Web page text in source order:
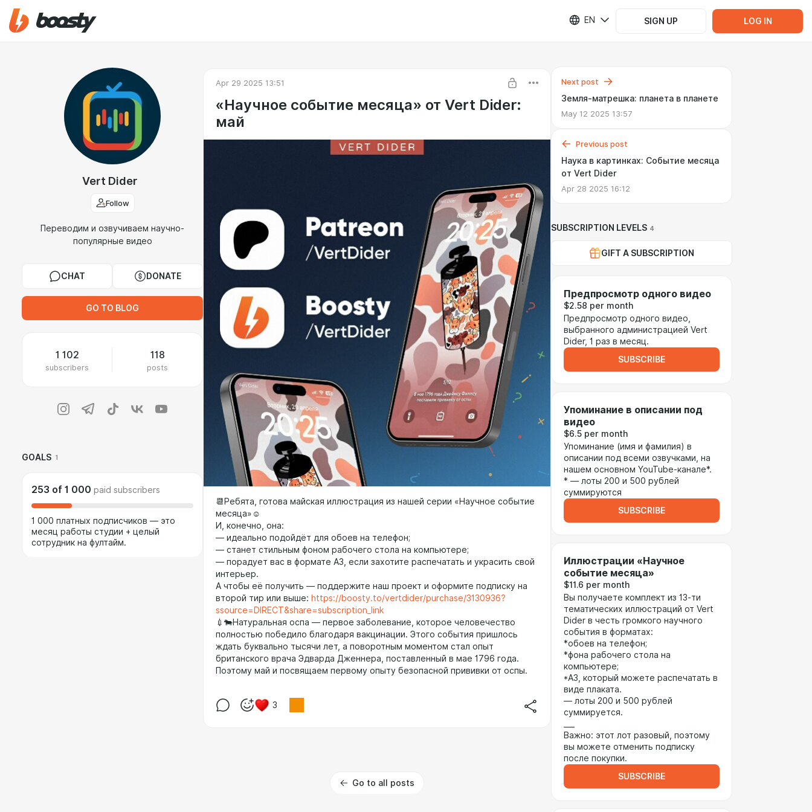
EN SIGN UP LOG IN
Vert Dider
Follow
Переводим и озвучиваем научно-
популярные видео
CHAT DONATE
GO TO BLOG
1 102
subscribers
118
posts
GOALS 1
253 of 1 000 paid subscribers
1 000 платных подписчиков — это
месяц работы студии + целый
сотрудник на фултайм.
Apr 29 2025 13:51
«Научное событие месяца» от Vert Dider:
май
📆Ребята, готова майская иллюстрация из нашей серии «Научное событие
месяца»☺️
И, конечно, она:
— идеально подойдёт для обоев на телефон;
— станет стильным фоном рабочего стола на компьютере;
— порадует вас в формате А3, если захотите распечатать и украсить свой
интерьер.
А чтобы её получить — поддержите наш проект и оформите подписку на
второй тир или выше: https://boosty.to/vertdider/purchase/3130936?
ssource=DIRECT&share=subscription_link
💉🐄Натуральная оспа — первое заболевание, которое человечество
полностью победило благодаря вакцинации. Этого события пришлось
ждать буквально тысячи лет, а поворотным моментом стал опыт
британского врача Эдварда Дженнера, поставленный в мае 1796 года.
Поэтому май и посвящаем первому опыту безопасной прививки от оспы.
3
Go to all posts
Next post
Земля-матрешка: планета в планете
May 12 2025 13:57
Previous post
Наука в картинках: Событие месяца
от Vert Dider
Apr 28 2025 16:12
SUBSCRIPTION LEVELS 4
GIFT A SUBSCRIPTION
Предпросмотр одного видео
$2.58 per month
Предпросмотр одного видео,
выбранного администрацией Vert
Dider, 1 раз в месяц.
SUBSCRIBE
Упоминание в описании под
видео
$6.5 per month
Упоминание (имя и фамилия) в
описании под всеми озвучками, на
нашем основном YouTube-канале*.
* — лоты 200 и 500 рублей
суммируются
SUBSCRIBE
Иллюстрации «Научное
событие месяца»
$11.6 per month
Вы получаете комплект из 13-ти
тематических иллюстраций от Vert
Dider в честь громкого научного
события в форматах:
*обоев на телефон;
*фона рабочего стола на
компьютере;
*А3, который можете распечатать в
виде плаката.
— лоты 200 и 500 рублей
суммируется.
Важно: этот лот разовый, поэтому
вы можете отменить подписку
после покупки.
SUBSCRIBE